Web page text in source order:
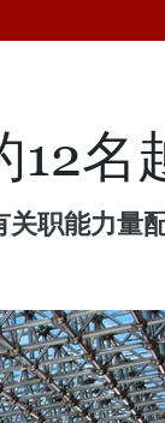
12名
职能力量